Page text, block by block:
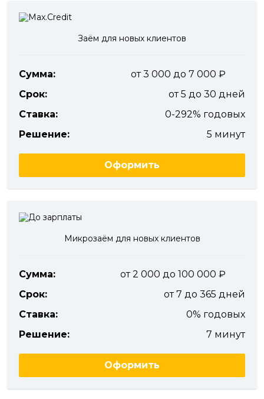
Заём для новых клиентов
Сумма:
от 3 000 до 7 000
Срок:
от 5 до 30 дней
Ставка:
0-292% годовых
Решение:
5 минут
Оформить
Микрозаём для новых клиентов
Сумма:
от 2 000 до 100 000
Срок:
от 7 до 365 дней
Ставка:
0% годовых
Решение:
7 минут
Оформить